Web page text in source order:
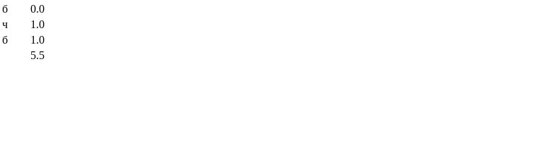
б
0.0
ч
1.0
б
1.0
5.5